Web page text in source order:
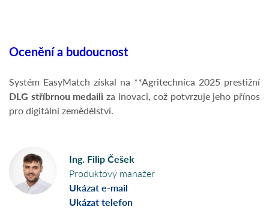
Ocenění a budoucnost
Systém EasyMatch získal na **Agritechnica 2025 prestižní
DLG stříbrnou medaili za inovaci, což potvrzuje jeho přínos
pro digitální zemědělství.
Ing. Filip Češek
Produktový manažer
Ukázat e-mail
Ukázat telefon